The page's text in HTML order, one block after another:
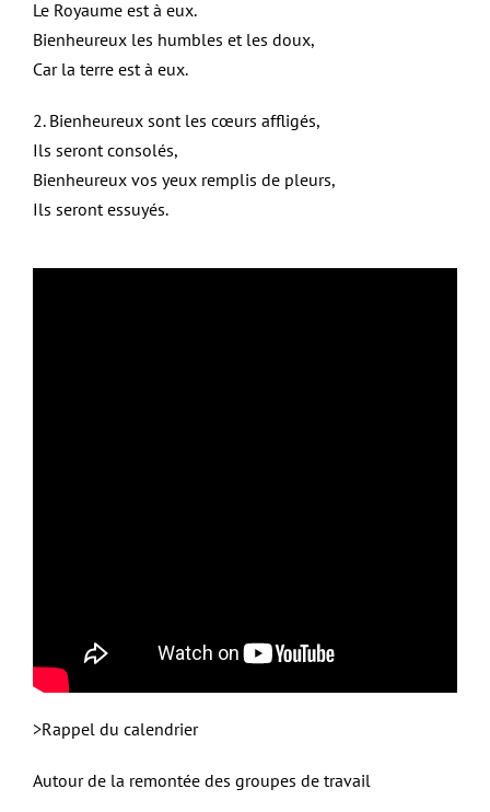
Le Royaume est à eux.
Bienheureux les humbles et les doux,
Car la terre est à eux.
2. Bienheureux sont les cœurs affligés,
Ils seront consolés,
Bienheureux vos yeux remplis de pleurs,
Ils seront essuyés.
>Rappel du calendrier
Autour de la remontée des groupes de travail